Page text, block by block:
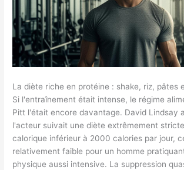
La diète riche en protéine : shake, riz, pâtes
Si l'entraînement était intense, le régime
Pitt l'était encore davantage. David Lindsay
l'acteur suivait une diète extrêmement
calorique inférieur à 2000 calories par jour,
relativement faible pour un homme
physique aussi intensive. La suppression